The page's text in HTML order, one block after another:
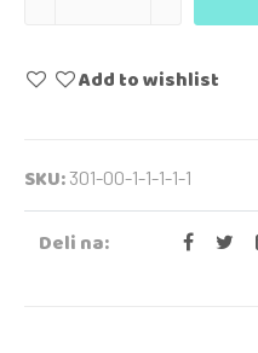
Add to wishlist
SKU:301-00-1-1-1-1-1
Deli na: